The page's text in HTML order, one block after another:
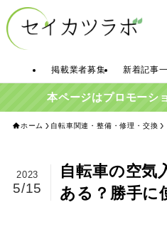
掲載業者募集 新着記事
本ページはプロモーシ
ホーム 自転車関連・整備・修理・交換
自転車の空気
ある？勝手に
2023
5/15